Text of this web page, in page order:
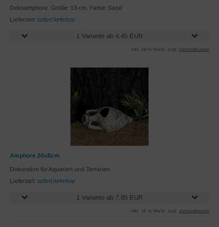
Dekoamphore. Größe: 13 cm, Farbe: Sand
Lieferzeit: sofort lieferbar
1 Variante ab 4,45 EUR
inkl. 19 % MwSt. zzgl. Versandkosten
Amphore 20x8cm
Dekoration für Aquarien und Terrarien
Lieferzeit: sofort lieferbar
1 Variante ab 7,85 EUR
inkl. 19 % MwSt. zzgl. Versandkosten